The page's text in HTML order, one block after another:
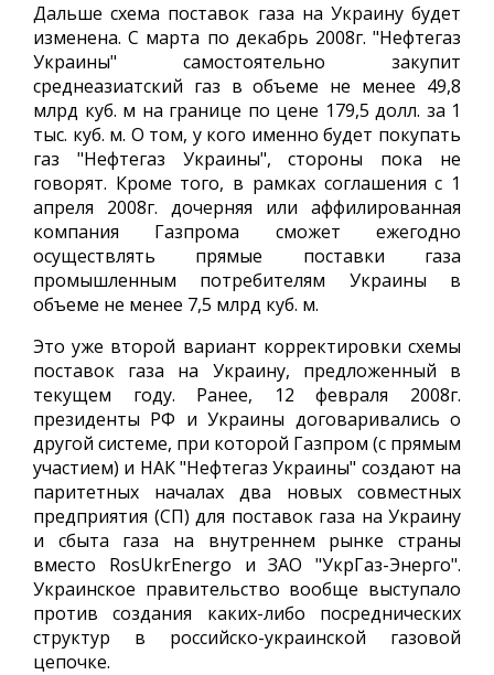
Дальше схема поставок газа на Украину будет
изменена. С марта по декабрь 2008г. "Нефтегаз
Украины" самостоятельно закупит
среднеазиатский газ в объеме не менее 49,8
млрд куб. м на границе по цене 179,5 долл. за 1
тыс. куб. м. О том, у кого именно будет покупать
газ "Нефтегаз Украины", стороны пока не
говорят. Кроме того, в рамках соглашения с 1
апреля 2008г. дочерняя или аффилированная
компания Газпрома сможет ежегодно
осуществлять прямые поставки газа
промышленным потребителям Украины в
объеме не менее 7,5 млрд куб. м.
Это уже второй вариант корректировки схемы
поставок газа на Украину, предложенный в
текущем году. Ранее, 12 февраля 2008г.
президенты РФ и Украины договаривались о
другой системе, при которой Газпром (с прямым
участием) и НАК "Нефтегаз Украины" создают на
паритетных началах два новых совместных
предприятия (СП) для поставок газа на Украину
и сбыта газа на внутреннем рынке страны
вместо RosUkrEnergo и ЗАО "УкрГаз-Энерго".
Украинское правительство вообще выступало
против создания каких-либо посреднических
структур в российско-украинской газовой
цепочке.